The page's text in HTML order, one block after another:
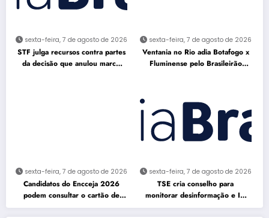
sexta-feira, 7 de agosto de 2026
STF julga recursos contra partes
da decisão que anulou marco
sexta-feira, 7 de agosto de 2026
Ventania no Rio adia Botafogo x
Fluminense pelo Brasileirão
sexta-feira, 7 de agosto de 2026
Candidatos do Encceja 2026
podem consultar o cartão de
inscrição
sexta-feira, 7 de agosto de 2026
TSE cria conselho para
monitorar desinformação e IA
nas eleições